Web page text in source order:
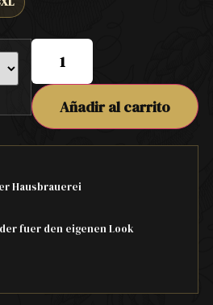
Añadir al carrito
Hausbrauerei
fuer den eigenen Look